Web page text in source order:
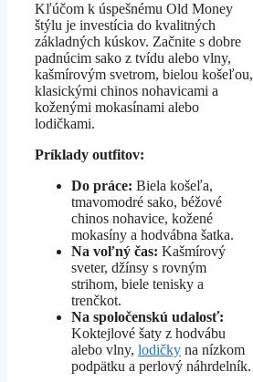
Kľúčom k úspešnému Old Money
štýlu je investícia do kvalitných
základných kúskov. Začnite s dobre
padnúcim sako z tvídu alebo vlny,
kašmírovým svetrom, bielou košeľou,
klasickými chinos nohavicami a
koženými mokasínami alebo
lodičkami.
Príklady outfitov:
Do práce: Biela košeľa,
tmavomodré sako, béžové
chinos nohavice, kožené
mokasíny a hodvábna šatka.
Na voľný čas: Kašmírový
sveter, džínsy s rovným
strihom, biele tenisky a
trenčkot.
Na spoločenskú udalosť:
Koktejlové šaty z hodvábu
alebo vlny, lodičky na nízkom
podpätku a perlový náhrdelník.